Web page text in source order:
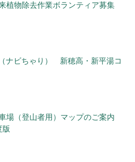
植物除去作業ボランティア募集
ナビちゃり） 新穂高・新平湯コ
場（登山者用）マップのご案内
版